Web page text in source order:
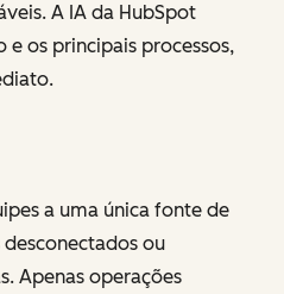
A IA da HubSpot
os principais processos,
a uma única fonte de
ou
Apenas operações